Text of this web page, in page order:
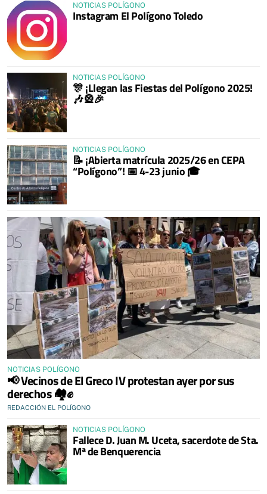
NOTICIAS POLÍGONO
Instagram El Polígono Toledo
NOTICIAS POLÍGONO
🎊 ¡Llegan las Fiestas del Polígono 2025!
🎶🎡🎉
NOTICIAS POLÍGONO
📝 ¡Abierta matrícula 2025/26 en CEPA
“Polígono”! 📅 4-23 junio 🎓
NOTICIAS POLÍGONO
📢 Vecinos de El Greco IV protestan ayer por sus
derechos 🏘️✊
REDACCIÓN EL POLÍGONO
NOTICIAS POLÍGONO
Fallece D. Juan M. Uceta, sacerdote de Sta.
Mª de Benquerencia